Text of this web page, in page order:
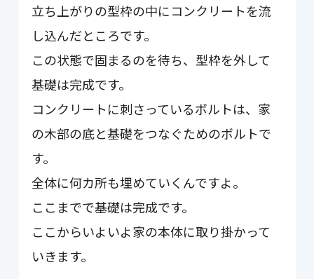
立ち上がりの型枠の中にコンクリートを流
し込んだところです。
この状態で固まるのを待ち、型枠を外して
基礎は完成です。
コンクリートに刺さっているボルトは、家
の木部の底と基礎をつなぐためのボルトで
す。
全体に何カ所も埋めていくんですよ。
ここまでで基礎は完成です。
ここからいよいよ家の本体に取り掛かって
いきます。